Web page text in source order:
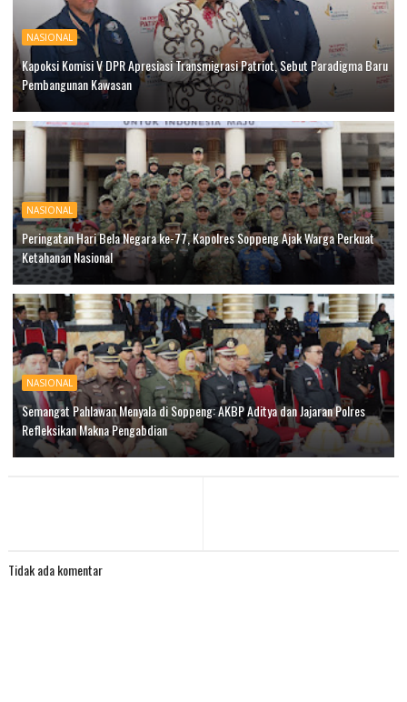
NASIONAL
Kapoksi Komisi V DPR Apresiasi Transmigrasi Patriot, Sebut Paradigma Baru
Pembangunan Kawasan
NASIONAL
Peringatan Hari Bela Negara ke-77, Kapolres Soppeng Ajak Warga Perkuat
Ketahanan Nasional
NASIONAL
Semangat Pahlawan Menyala di Soppeng: AKBP Aditya dan Jajaran Polres
Refleksikan Makna Pengabdian
Tidak ada komentar